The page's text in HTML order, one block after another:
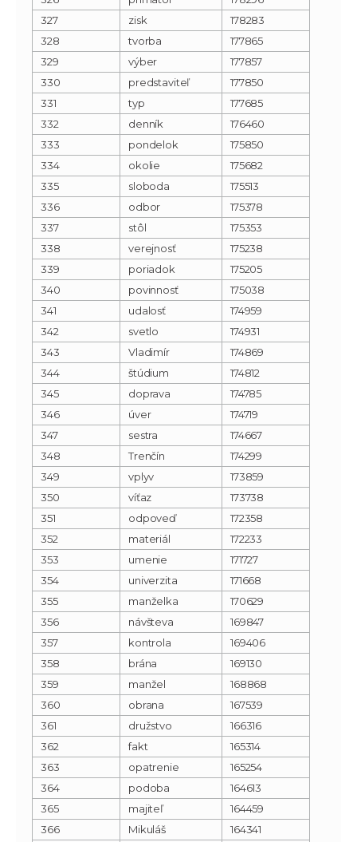
327
zisk
178283
328
tvorba
177865
329
výber
177857
330
predstaviteľ
177850
331
typ
177685
332
denník
176460
333
pondelok
175850
334
okolie
175682
335
sloboda
175513
336
odbor
175378
337
stôl
175353
338
verejnosť
175238
339
poriadok
175205
340
povinnosť
175038
341
udalosť
174959
342
svetlo
174931
343
Vladimír
174869
344
štúdium
174812
345
doprava
174785
346
úver
174719
347
sestra
174667
348
Trenčín
174299
349
vplyv
173859
350
víťaz
173738
351
odpoveď
172358
352
materiál
172233
353
umenie
171727
354
univerzita
171668
355
manželka
170629
356
návšteva
169847
357
kontrola
169406
358
brána
169130
359
manžel
168868
360
obrana
167539
361
družstvo
166316
362
fakt
165314
363
opatrenie
165254
364
podoba
164613
365
majiteľ
164459
366
Mikuláš
164341